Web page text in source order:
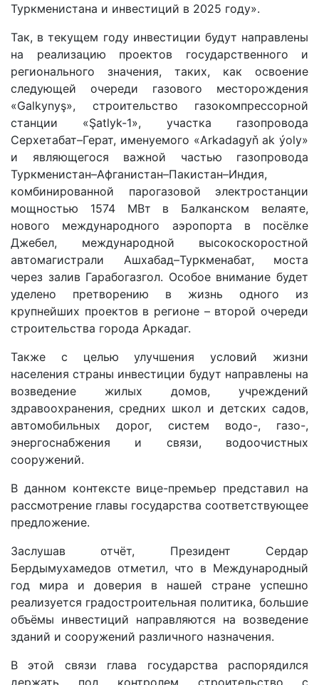
Туркменистана и инвестиций в 2025 году».
Так, в текущем году инвестиции будут направлены
на реализацию проектов государственного и
регионального значения, таких, как освоение
следующей очереди газового месторождения
«Galkynyş», строительство газокомпрессорной
станции «Şatlyk-1», участка газопровода
Серхетабат–Герат, именуемого «Arkadagyň ak ýoly»
и являющегося важной частью газопровода
Туркменистан–Афганистан–Пакистан–Индия,
комбинированной парогазовой электростанции
мощностью 1574 МВт в Балканском велаяте,
нового международного аэропорта в посёлке
Джебел, международной высокоскоростной
автомагистрали Ашхабад–Туркменабат, моста
через залив Гарабогазгол. Особое внимание будет
уделено претворению в жизнь одного из
крупнейших проектов в регионе – второй очереди
строительства города Аркадаг.
Также с целью улучшения условий жизни
населения страны инвестиции будут направлены на
возведение жилых домов, учреждений
здравоохранения, средних школ и детских садов,
автомобильных дорог, систем водо-, газо-,
энергоснабжения и связи, водоочистных
сооружений.
В данном контексте вице-премьер представил на
рассмотрение главы государства соответствующее
предложение.
Заслушав отчёт, Президент Сердар
Бердымухамедов ­отметил, что в Международный
год мира и доверия в нашей стране успешно
реализуется градостроительная политика, большие
объёмы инвестиций направляются на возведение
зданий и сооружений различного назначения.
В этой связи глава государства распорядился